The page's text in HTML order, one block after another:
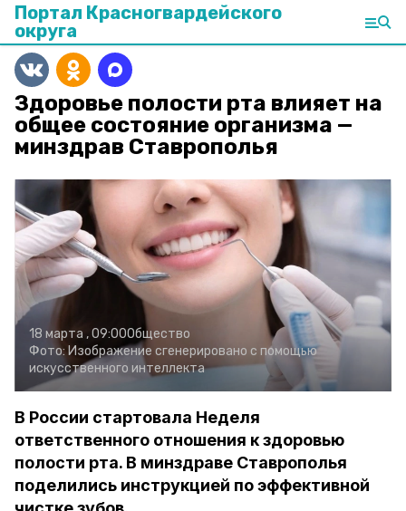
Портал Красногвардейского
округа
Здоровье полости рта влияет на
общее состояние организма —
минздрав Ставрополья
18 марта , 09:00Общество
Фото: Изображение сгенерировано с помощью
искусственного интеллекта
В России стартовала Неделя
ответственного отношения к здоровью
полости рта. В минздраве Ставрополья
поделились инструкцией по эффективной